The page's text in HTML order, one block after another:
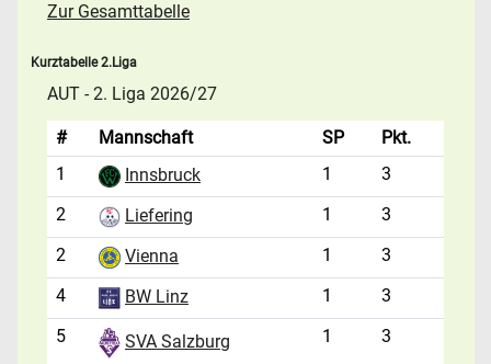
Zur Gesamttabelle
Kurztabelle 2.Liga
AUT - 2. Liga 2026/27
# Mannschaft SP
Pkt.
1
Innsbruck 1
3
2
Liefering 1
3
2
Vienna 1
3
4
BW Linz 1
3
5
SVA Salzburg 1 3